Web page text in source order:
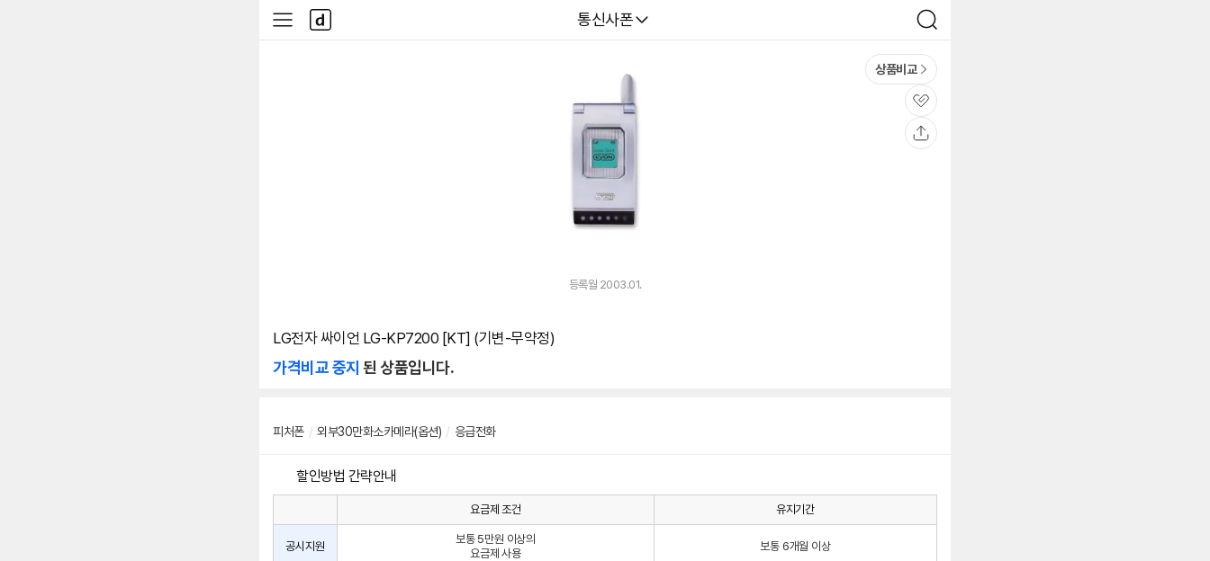
다나와
통신사폰
검
색
사
이
다
나
와
상품비교
관
심
등록월 2003.01.
LG전자 싸이언 LG-KP7200 [KT] (기변-무약정)
가격비교 중지 된 상품입니다.
피처폰 / 외부30만화소카메라(옵션) / 응급전화
할인방법 간략안내
사
요금제 조건 유지기간
공시지원
보통 5만원 이상의
요금제 사용
보통 6개월 이상